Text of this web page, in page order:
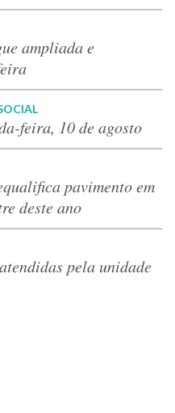
ampliada e
feira, 10 de agosto
pavimento em
deste ano
pela unidade